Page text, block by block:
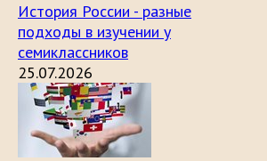
История России - разные
подходы в изучении у
семиклассников
25.07.2026